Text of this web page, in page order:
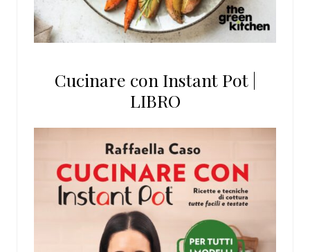
Cucinare con Instant Pot |
LIBRO